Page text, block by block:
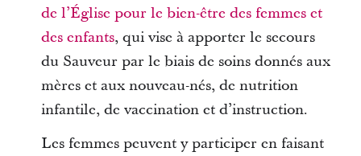
de l’Église pour le bien-être des femmes et
des enfants, qui vise à apporter le secours
du Sauveur par le biais de soins donnés aux
mères et aux nouveau-nés, de nutrition
infantile, de vaccination et d’instruction.
Les femmes peuvent y participer en faisant